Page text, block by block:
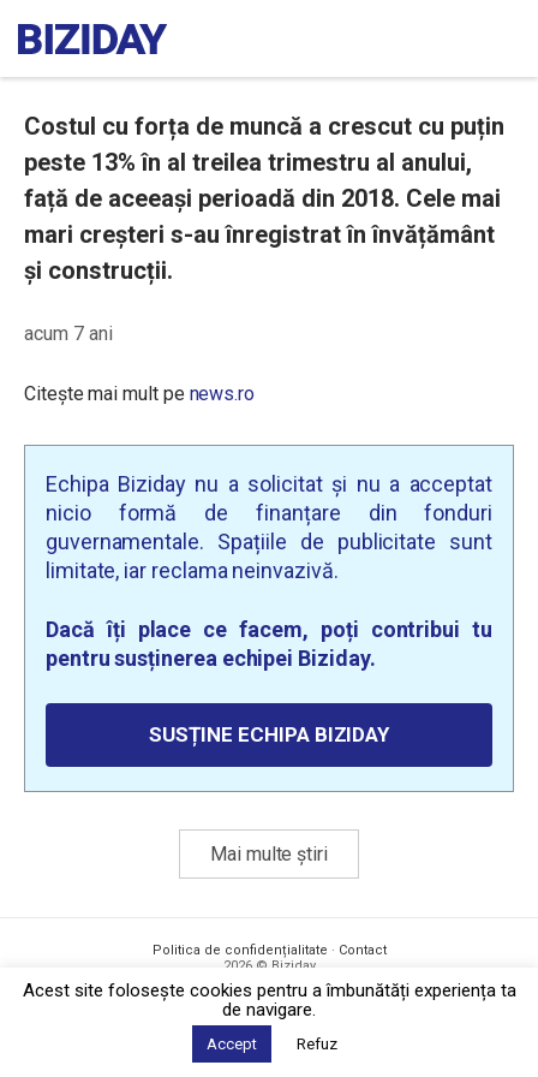
Costul cu forța de muncă a crescut cu puțin
peste 13% în al treilea trimestru al anului,
față de aceeași perioadă din 2018. Cele mai
mari creșteri s-au înregistrat în învățământ
și construcții.
acum 7 ani
Citește mai mult pe news.ro
Echipa Biziday nu a solicitat și nu a acceptat
nicio formă de finanțare din fonduri
guvernamentale. Spațiile de publicitate sunt
limitate, iar reclama neinvazivă.
Dacă îți place ce facem, poți contribui tu
pentru susținerea echipei Biziday.
SUSȚINE ECHIPA BIZIDAY
Mai multe știri
Politica de confidențialitate · Contact
2026 © Biziday
Acest site foloseşte cookies pentru a îmbunătăți experiența ta
de navigare.
Accept Refuz